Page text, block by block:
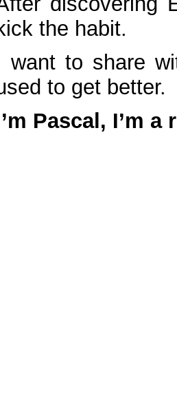
the habit.
want to share
to get better.
Pascal, I’m